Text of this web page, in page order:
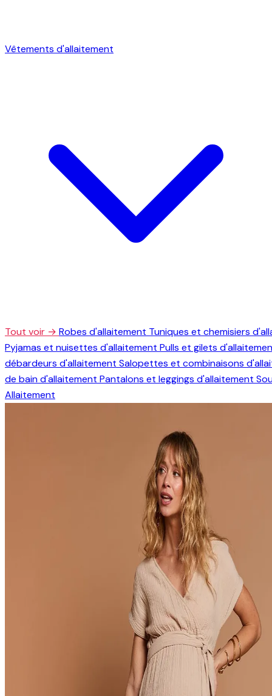
Vêtements d'allaitement
Tout voir → Robes d'allaitement Tuniques et chemisiers
Pyjamas et nuisettes d'allaitement Pulls et gilets
débardeurs d'allaitement Salopettes et combinaisons
de bain d'allaitement Pantalons et leggings d'allaitement
Allaitement